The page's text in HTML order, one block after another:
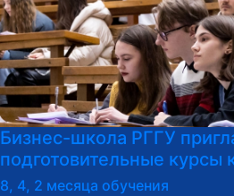
РГГУ приглашает на
курсы к ЕГЭ
обучения